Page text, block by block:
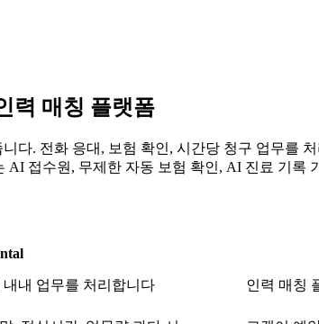
력 매칭 플랫폼
다. 전화 응대, 보험 확인, 시간당 청구 업무를
접수원, 무제한 자동 보험 확인, AI 진료 기록
내 업무를 처리합니다 인력 매칭